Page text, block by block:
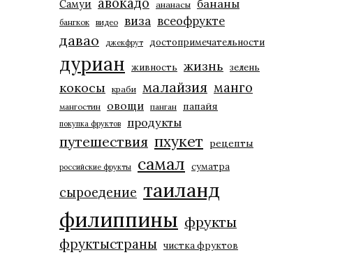
Самуи ананасы бананы
бангкок видео виза всеофрукте
давао джекфрут достопримечательности
дуриан живность жизнь зелень
кокосы краби малайзия манго
мангостин овощи панган папайя
покупка фруктов продукты
путешествия пхукет рецепты
российские фрукты самал суматра
сыроедение таиланд
филиппины фрукты
фруктыстраны чистка фруктов